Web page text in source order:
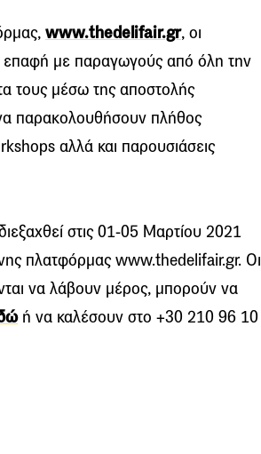
www.thedelifair.gr, οι
επαφή με παραγωγούς από όλη την
τους μέσω της αποστολής
παρακολουθήσουν πλήθος
αλλά και παρουσιάσεις
στις 01-05 Μαρτίου 2021
πλατφόρμας www.thedelifair.gr. Οι
να λάβουν μέρος, μπορούν να
ή να καλέσουν στο +30 210 96 10